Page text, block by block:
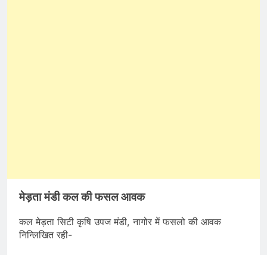
मेड़ता मंडी कल की फसल आवक
कल मेड़ता सिटी कृषि उपज मंडी, नागोर में फसलो की आवक
निन्लिखित रही-